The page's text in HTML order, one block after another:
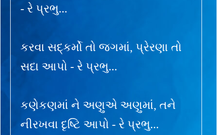
- રે પ્રભુ...
કરવા સદ્કર્મો તો જગમાં, પ્રેરણા તો
સદા આપો - રે પ્રભુ...
કણેકણમાં ને અણુએ અણુમાં, તને
નીરખવા દૃષ્ટિ આપો - રે પ્રભુ...